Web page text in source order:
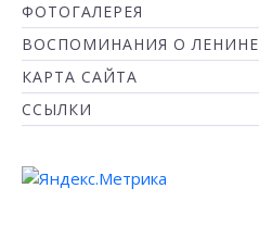
ФОТОГАЛЕРЕЯ
ВОСПОМИНАНИЯ О ЛЕНИНЕ
КАРТА САЙТА
ССЫЛКИ